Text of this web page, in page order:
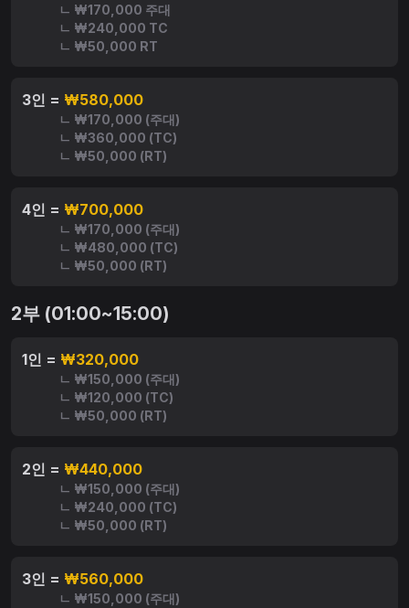
ㄴ ₩170,000 주대
ㄴ ₩240,000 TC
ㄴ ₩50,000 RT
3인 = ₩580,000
ㄴ ₩170,000 (주대)
ㄴ ₩360,000 (TC)
ㄴ ₩50,000 (RT)
4인 = ₩700,000
ㄴ ₩170,000 (주대)
ㄴ ₩480,000 (TC)
ㄴ ₩50,000 (RT)
2부 (01:00~15:00)
1인 = ₩320,000
ㄴ ₩150,000 (주대)
ㄴ ₩120,000 (TC)
ㄴ ₩50,000 (RT)
2인 = ₩440,000
ㄴ ₩150,000 (주대)
ㄴ ₩240,000 (TC)
ㄴ ₩50,000 (RT)
3인 = ₩560,000
ㄴ ₩150,000 (주대)